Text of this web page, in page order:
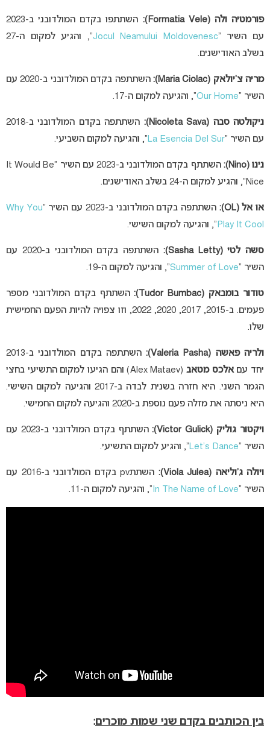
פורמטיה ולה (Formatia Vele):
השתתפו בקדם המולדובני ב-2023
עם השיר “Jocul Neamului Moldovenesc
“, והגיע למקום ה-27
בשלב האודישנים.
מריה צ’יולאק (Maria Ciolac):
השתתפה בקדם המולדובני ב-2020 עם
השיר “Our Home“, והגיעה למקום ה-17.
ניקולטה סבה (Nicoleta Sava):
השתתפה בקדם המולדובני ב-2018
עם השיר “La Esencia Del Sur“, והגיעה למקום השביעי.
נינו (Nino):
השתתף בקדם המולדובני ב-2023 עם השיר “It Would Be
Nice”, והגיע למקום ה-24 בשלב האודישנים.
או אל (OL): השתתפה בקדם המולדובני ב-2023 עם השיר “
Why You
Play It Cool“, והגיעה למקום השישי.
סשה לטי (Sasha Letty):
השתתפה בקדם המולדובני ב-2020 עם
השיר “Summer of Love“, והגיעה למקום ה-19.
טודור בומבאק (Tudor Bumbac):
השתתף בקדם המולדובני מספר
פעמים. ב-2015, 2017, 2020, 2022, וזו צפויה להיות הפעם החמישית
שלו.
ולריה פאשה (Valeria Pasha):
השתתפה בקדם המולדובני ב-2013
יחד עםאלכס מטאב
(Alex Mataev) והם הגיעו למקום התשיעי בחצי
הגמר השני. היא חזרה בשנית לבדה ב-2017 והגיעה למקום השישי.
היא ניסתה את מזלה פעם נוספת ב-2020 והגיעה למקום החמישי.
ויקטור גוליק (Victor Gulick):
השתתף בקדם המולדובני ב-2023 עם
השיר “Let’s Dance“, והגיע למקום התשיעי.
ויולה ג’וליאה (Viola Julea):
השתתpv בקדם המולדובני ב-2016 עם
השיר “In The Name of Love“, והגיעה למקום ה-11.
בין הכותבים בקדם שני שמות מוכרים: